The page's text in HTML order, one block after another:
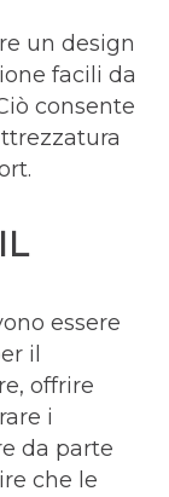
un design
facili da
consente
essere
il
offrire
i
da parte
che le